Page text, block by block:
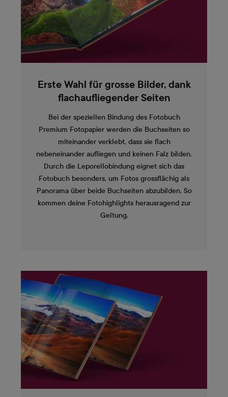
Erste Wahl für grosse Bilder, dank
flachaufliegender Seiten
Bei der speziellen Bindung des Fotobuch
Premium Fotopapier werden die Buchseiten so
miteinander verklebt, dass sie flach
nebeneinander aufliegen und keinen Falz bilden.
Durch die Leporellobindung eignet sich das
Fotobuch besonders, um Fotos grossflächig als
Panorama über beide Buchseiten abzubilden. So
kommen deine Fotohighlights herausragend zur
Geltung.